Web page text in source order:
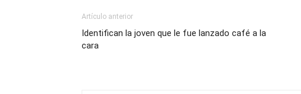
Artículo anterior
Identifican la joven que le fue lanzado café a la
cara